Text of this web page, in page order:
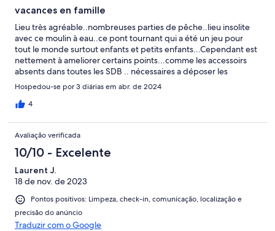
vacances en famille
Lieu très agréable..nombreuses parties de pêche..lieu insolite
avec ce moulin à eau..ce pont tournant qui a été un jeu pour
tout le monde surtout enfants et petits enfants...Cependant est
nettement à ameliorer certains points...comme les accessoirs
absents dans toutes les SDB .. nécessaires a déposer les
produits de toilette ..Lit bébé cassé et de mauvaise qualité...qui
a beaucoup ..vécu...évacuation des vasques extrêmement lente
avec remontée d'odeur d'égoût...Absence dans certaines
largement en nombre et de bonne qualité.. Nous n'avons pas
utilisé la piscine du fait du temps trop frais à cettte saison....Ces
informations ont été dites verbalement par moi mëme à
Monsieur WIAR sur place, celui-ci prétextant ne rien savoir si les
gens ne l'informe pas..C'est chose faite....
Hospedou-se por 3 diárias em abr. de 2024
4
Avaliação verificada
10/10 - Excelente
Laurent J.
18 de nov. de 2023
Pontos positivos: Limpeza, check-in, comunicação, localização e
precisão do anúncio
Traduzir com o Google